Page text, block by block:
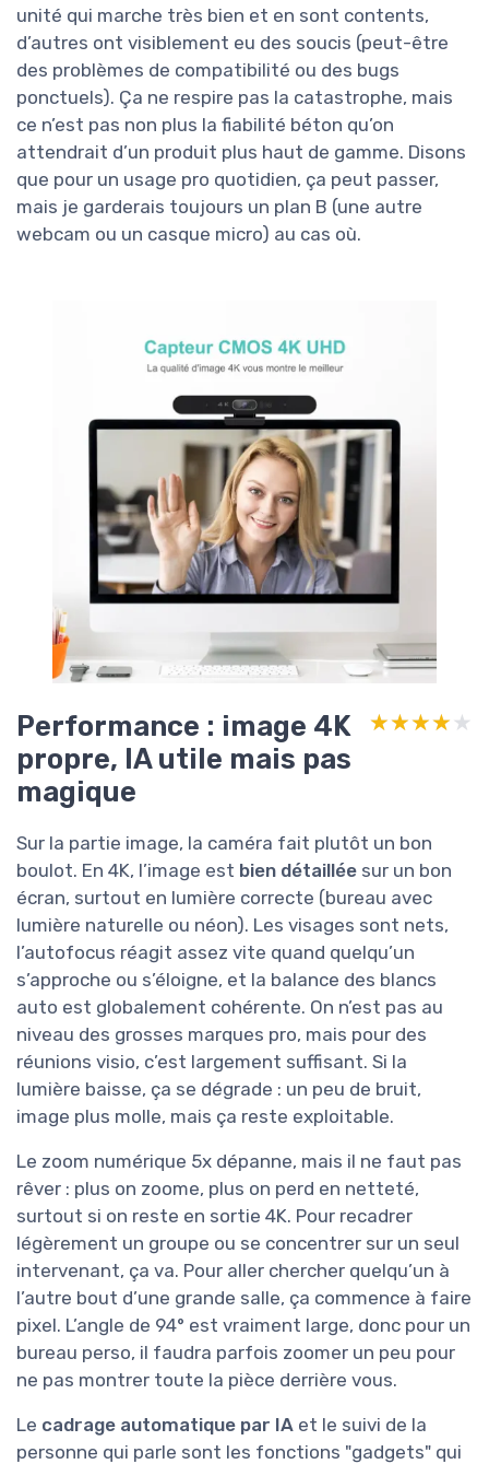
unité qui marche très bien et en sont contents,
d’autres ont visiblement eu des soucis (peut-être
des problèmes de compatibilité ou des bugs
ponctuels). Ça ne respire pas la catastrophe, mais
ce n’est pas non plus la fiabilité béton qu’on
attendrait d’un produit plus haut de gamme. Disons
que pour un usage pro quotidien, ça peut passer,
mais je garderais toujours un plan B (une autre
webcam ou un casque micro) au cas où.
Performance : image 4K
propre, IA utile mais pas
magique
★★★★★
★★★★★
Sur la partie image, la caméra fait plutôt un bon
boulot. En 4K, l’image est bien détaillée sur un bon
écran, surtout en lumière correcte (bureau avec
lumière naturelle ou néon). Les visages sont nets,
l’autofocus réagit assez vite quand quelqu’un
s’approche ou s’éloigne, et la balance des blancs
auto est globalement cohérente. On n’est pas au
niveau des grosses marques pro, mais pour des
réunions visio, c’est largement suffisant. Si la
lumière baisse, ça se dégrade : un peu de bruit,
image plus molle, mais ça reste exploitable.
Le zoom numérique 5x dépanne, mais il ne faut pas
rêver : plus on zoome, plus on perd en netteté,
surtout si on reste en sortie 4K. Pour recadrer
légèrement un groupe ou se concentrer sur un seul
intervenant, ça va. Pour aller chercher quelqu’un à
l’autre bout d’une grande salle, ça commence à faire
pixel. L’angle de 94° est vraiment large, donc pour un
bureau perso, il faudra parfois zoomer un peu pour
ne pas montrer toute la pièce derrière vous.
Le cadrage automatique par IA et le suivi de la
personne qui parle sont les fonctions "gadgets" qui